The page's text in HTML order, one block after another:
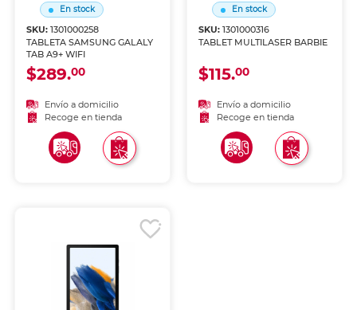
En stock
SKU:1301000258
TABLETA SAMSUNG GALALY
TAB A9+ WIFI
$289.00
Envío a domicilio
Recoge en tienda
En stock
SKU: 1301000316
TABLET MULTILASER BARBIE
$115.00
Envío a domicilio
Recoge en tienda